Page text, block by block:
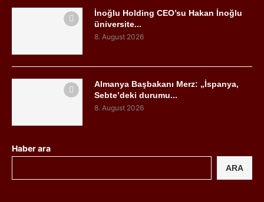
İnoğlu Holding CEO’su Hakan İnoğlu
üniversite...
8. August 2026
Almanya Başbakanı Merz: „İspanya,
Sebte’deki durumu...
8. August 2026
Haber ara
ARA